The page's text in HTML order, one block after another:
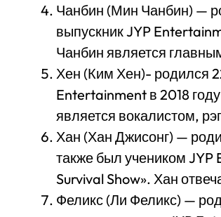
Чанбин (Мин Чанбин) —
выпускник JYP
Чанбин является
Хен (Ким Хен)- родился
Entertainment в 2018
является вокалистом,
Хан (Хан Джисонг) —
также был учеником
Survival Show». Хан
Феликс (Ли Феликс) —